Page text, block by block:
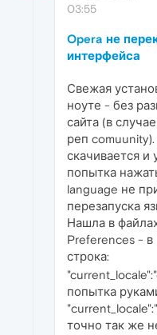
03:55
Opera не
интерфейса
Свежая
ноуте - без
сайта (в
реп
скачивается и
попытка
language не
перезапуска
Нашла в
Preferences - в
строка:
попытка
точно так же